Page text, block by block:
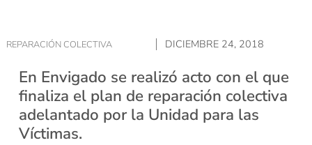
REPARACIÓN COLECTIVA DICIEMBRE 24, 2018
En Envigado se realizó acto con el que
finaliza el plan de reparación colectiva
adelantado por la Unidad para las
Víctimas.